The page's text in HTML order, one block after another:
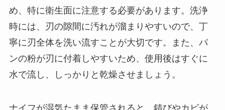
め、特に衛生面に注意する必要があります。洗浄
時には、刃の隙間に汚れが溜まりやすいので、丁
寧に刃全体を洗い流すことが大切です。また、パ
ンの粉が刃に付着しやすいため、使用後はすぐに
水で流し、しっかりと乾燥させましょう。